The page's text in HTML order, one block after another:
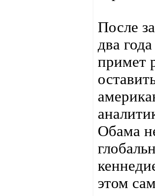
После
два
примет
Обама
этом